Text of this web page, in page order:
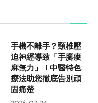
手機不離手？頸椎壓
迫神經導致「手腳痠
麻無力」！中醫特色
療法助您徹底告別頑
固痛楚